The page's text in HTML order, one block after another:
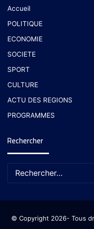
Accueil
POLITIQUE
ECONOMIE
SOCIETE
SPORT
CULTURE
ACTU DES REGIONS
PROGRAMMES
Rechercher
© Copyright 2026- Tous